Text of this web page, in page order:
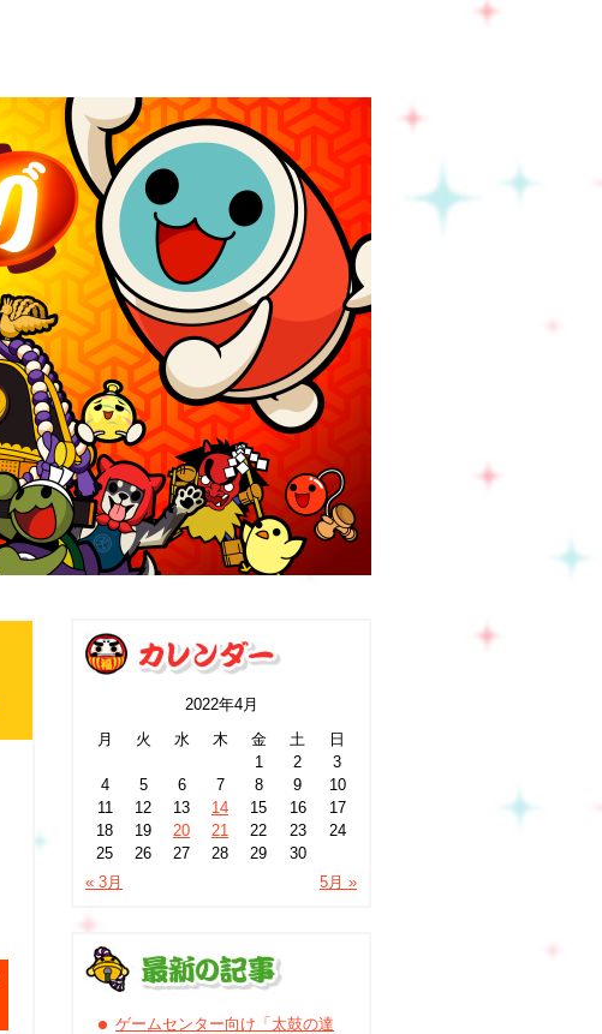
2022年4月
月
火 水 木 金 土
日
1
2
3
4
5 6 7 8 9
10
11
12 13 14 15 16
17
18
19 20 21 22 23
24
25
26 27 28 29
30
« 3月
5月 »
ゲームセンター向け「太鼓の達